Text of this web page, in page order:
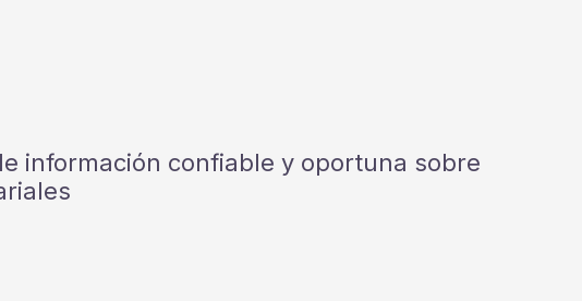
información confiable y oportuna sobre